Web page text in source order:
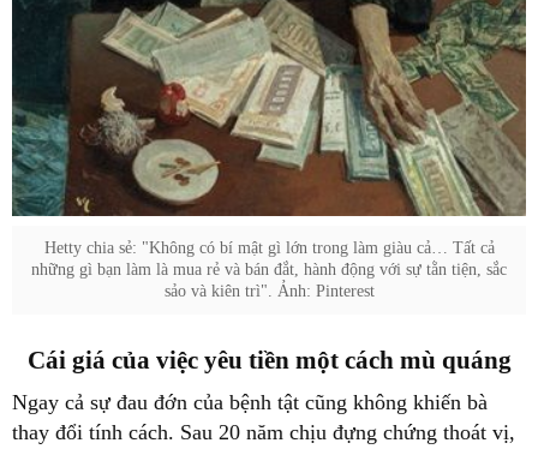
Hetty chia sẻ: "Không có bí mật gì lớn trong làm giàu cả… Tất cả
những gì bạn làm là mua rẻ và bán đắt, hành động với sự tằn tiện, sắc
sảo và kiên trì". Ảnh: Pinterest
Cái giá của việc yêu tiền một cách mù quáng
Ngay cả sự đau đớn của bệnh tật cũng không khiến bà
thay đổi tính cách. Sau 20 năm chịu đựng chứng thoát vị,